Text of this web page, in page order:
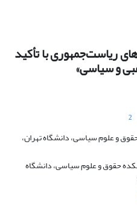
ریاست‌جمهوری با تأکید
و سیاسی»
2
و علوم سیاسی، دانشگاه تهران،
حقوق و علوم سیاسی، دانشگاه